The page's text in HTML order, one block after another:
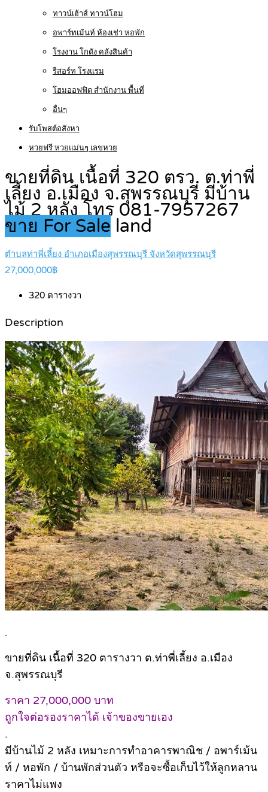
ทาวน์เฮ้าส์ ทาวน์โฮม
อพาร์ทเม้นท์ ห้องเช่า หอพัก
โรงงาน โกดัง คลังสินค้า
รีสอร์ท โรงแรม
โฮมออฟฟิต สำนักงาน พื้นที่
อื่นๆ
รับโพสต์อสังหา
หวยฟรี หวยแม่นๆ เลขหวย
ขายที่ดิน เนื้อที่ 320 ตรว. ต.ท่าพี่
เลี้ยง อ.เมือง จ.สุพรรณบุรี มีบ้าน
ไม้ 2 หลัง โทร 081-7957267
ขาย For Sale land
ตำบลท่าพี่เลี้ยง อำเภอเมืองสุพรรณบุรี จังหวัดสุพรรณบุรี
27,000,000฿
320 ตารางวา
Description
.
ขายที่ดิน เนื้อที่ 320 ตารางวา ต.ท่าพี่เลี้ยง อ.เมือง
จ.สุพรรณบุรี
ราคา 27,000,000 บาท
ถูกใจต่อรองราคาได้ เจ้าของขายเอง
.
มีบ้านไม้ 2 หลัง เหมาะการทำอาคารพาณิช / อพาร์เม้น
ท์ / หอพัก / บ้านพักส่วนตัว หรือจะซื้อเก็บไว้ให้ลูกหลาน
ราคาไม่แพง